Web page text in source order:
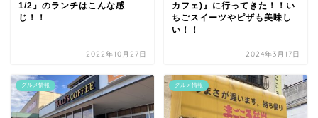
1/2』のランチはこんな感
じ！！
2022年10月27日
カフェ)』に行ってきた！！い
ちごスイーツやピザも美味し
い！！
2024年3月17日
グルメ情報 グルメ情報